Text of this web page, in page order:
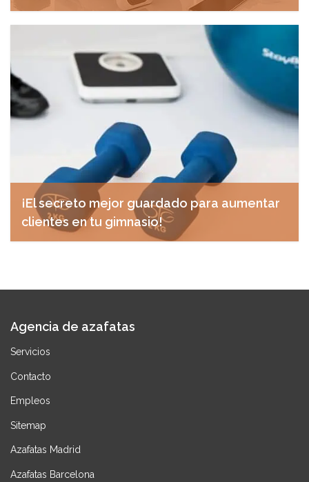
diciembre 12, 2024
¡El secreto mejor guardado para aumentar
clientes en tu gimnasio!
Agencia de azafatas
Servicios
Contacto
Empleos
Sitemap
Azafatas Madrid
Azafatas Barcelona